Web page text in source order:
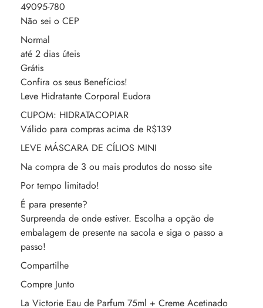
49095-780
Não sei o CEP
Normal
até 2 dias úteis
Grátis
Confira os seus Benefícios!
Leve Hidratante Corporal Eudora
CUPOM: HIDRATACOPIAR
Válido para compras acima de R$139
LEVE MÁSCARA DE CÍLIOS MINI
Na compra de 3 ou mais produtos do nosso site
Por tempo limitado!
É para presente?
Surpreenda de onde estiver. Escolha a opção de
embalagem de presente na sacola e siga o passo a
passo!
Compartilhe
Compre Junto
La Victorie Eau de Parfum 75ml + Creme Acetinado